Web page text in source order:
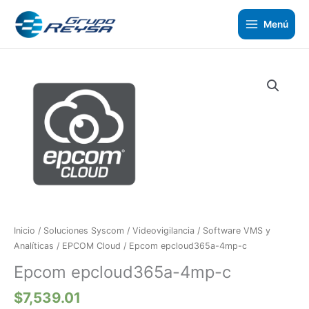
contenido
Menú
Inicio / Soluciones Syscom / Videovigilancia / Software VMS y
Analíticas / EPCOM Cloud / Epcom epcloud365a-4mp-c
Epcom epcloud365a-4mp-c
$7,539.01
epcloud365a-
cantidad